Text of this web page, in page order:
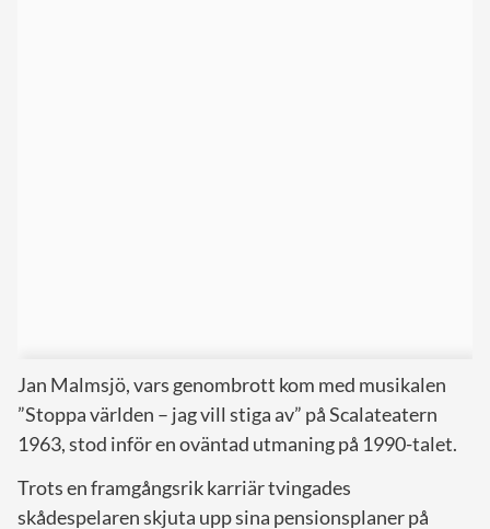
Jan Malmsjö, vars genombrott kom med musikalen
”Stoppa världen – jag vill stiga av” på Scalateatern
1963, stod inför en oväntad utmaning på 1990-talet.
Trots en framgångsrik karriär tvingades
skådespelaren skjuta upp sina pensionsplaner på